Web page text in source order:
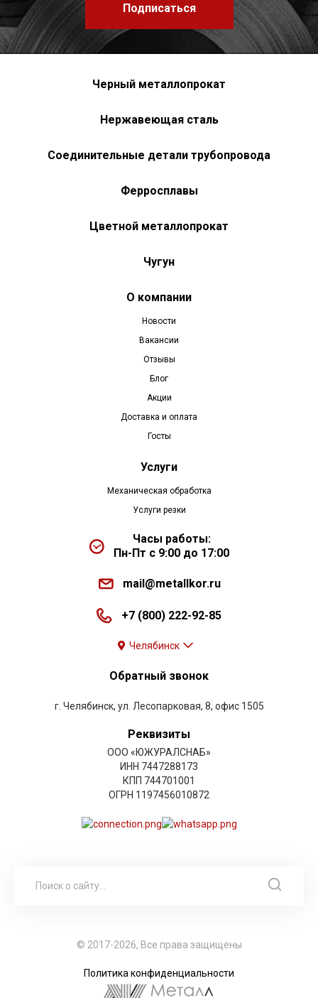
Подписаться
Черный металлопрокат
Нержавеющая сталь
Соединительные детали трубопровода
Ферросплавы
Цветной металлопрокат
Чугун
О компании
Новости
Вакансии
Отзывы
Блог
Акции
Доставка и оплата
Госты
Услуги
Механическая обработка
Услуги резки
Часы работы:
Пн-Пт с 9:00 до 17:00
mail@metallkor.ru
+7 (800) 222-92-85
Челябинск
Обратный звонок
г. Челябинск, ул. Лесопарковая, 8, офис 1505
Реквизиты
ООО «ЮЖУРАЛСНАБ»
ИНН 7447288173
КПП 744701001
ОГРН 1197456010872
© 2017-2026, Все права защищены
Политика конфиденциальности